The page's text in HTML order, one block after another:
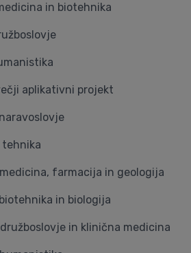
in biotehnika
aplikativni projekt
farmacija in geologija
in biologija
in klinična medicina